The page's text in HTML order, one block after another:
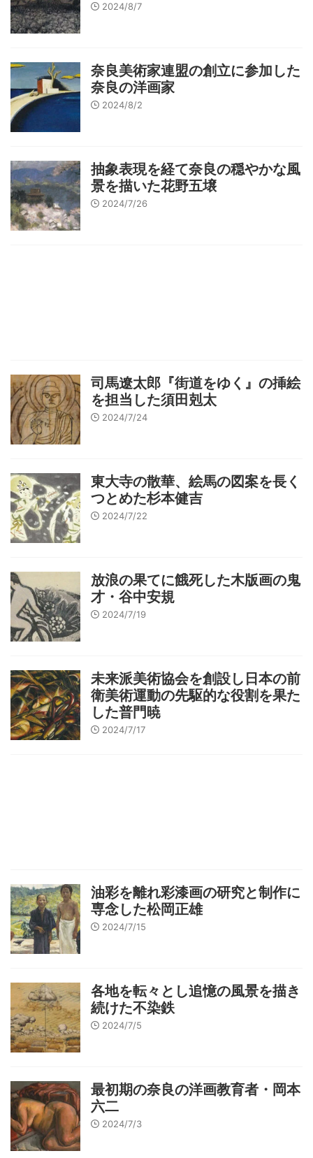
2024/8/7
奈良美術家連盟の創立に参加した
奈良の洋画家
2024/8/2
抽象表現を経て奈良の穏やかな風
景を描いた花野五壌
2024/7/26
司馬遼太郎『街道をゆく』の挿絵
を担当した須田剋太
2024/7/24
東大寺の散華、絵馬の図案を長く
つとめた杉本健吉
2024/7/22
放浪の果てに餓死した木版画の鬼
才・谷中安規
2024/7/19
未来派美術協会を創設し日本の前
衛美術運動の先駆的な役割を果た
した普門暁
2024/7/17
油彩を離れ彩漆画の研究と制作に
専念した松岡正雄
2024/7/15
各地を転々とし追憶の風景を描き
続けた不染鉄
2024/7/5
最初期の奈良の洋画教育者・岡本
六二
2024/7/3